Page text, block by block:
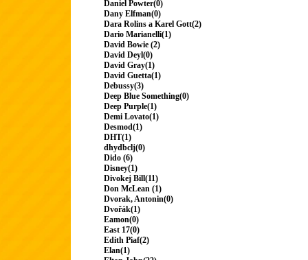
Daniel Powter(0)
Dany Elfman(0)
Dara Rolins a Karel Gott(2)
Dario Marianelli(1)
David Bowie (2)
David Deyl(0)
David Gray(1)
David Guetta(1)
Debussy(3)
Deep Blue Something(0)
Deep Purple(1)
Demi Lovato(1)
Desmod(1)
DHT(1)
dhydbclj(0)
Dido (6)
Disney(1)
Divokej Bill(11)
Don McLean (1)
Dvorak, Antonin(0)
Dvořák(1)
Eamon(0)
East 17(0)
Edith Piaf(2)
Elan(1)